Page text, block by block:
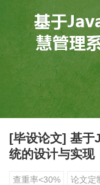
[毕设论文] 基于
统的设计与实现
查重率<30% 论文定